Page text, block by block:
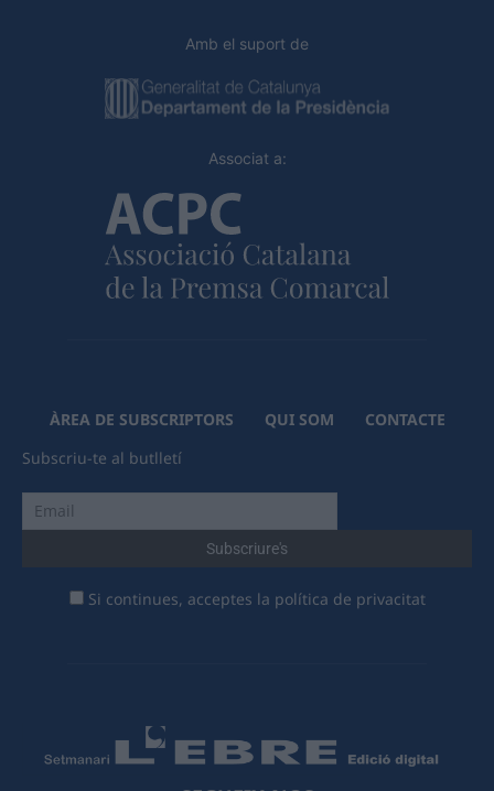
Amb el suport de
Associat a:
ÀREA DE SUBSCRIPTORS QUI SOM
CONTACTE
Subscriu-te al butlletí
Si continues, acceptes la política de privacitat